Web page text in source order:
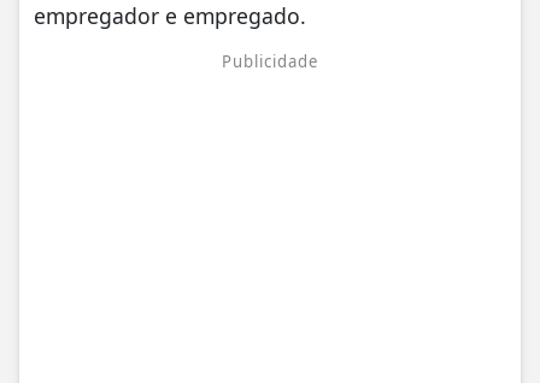
empregador e empregado.
Publicidade